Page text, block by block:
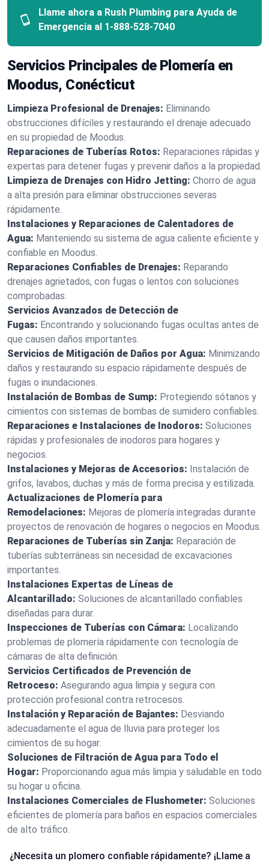
Llame ahora a Rush Plumbing para Ayuda de
Emergencia al 1-888-528-7040
Servicios Principales de Plomería en
Moodus, Conécticut
Limpieza Profesional de Drenajes: Eliminando
obstrucciones difíciles y restaurando el drenaje adecuado
en su propiedad de Moodus.
Reparaciones de Tuberías Rotos: Reparaciones rápidas y
expertas para detener fugas y prevenir daños a la propiedad.
Limpieza de Drenajes con Hidro Jetting: Chorro de agua
a alta presión para eliminar obstrucciones severas
rápidamente.
Instalaciones y Reparaciones de Calentadores de
Agua: Manteniendo su sistema de agua caliente eficiente y
confiable en Moodus.
Reparaciones Confiables de Drenajes: Reparando
drenajes agrietados, con fugas o lentos con soluciones
comprobadas.
Servicios Avanzados de Detección de
Fugas: Encontrando y solucionando fugas ocultas antes de
que causen daños importantes.
Servicios de Mitigación de Daños por Agua: Minimizando
daños y restaurando su espacio rápidamente después de
fugas o inundaciones.
Instalación de Bombas de Sump: Protegiendo sótanos y
cimientos con sistemas de bombas de sumidero confiables.
Reparaciones e Instalaciones de Inodoros: Soluciones
rápidas y profesionales de inodoros para hogares y
negocios.
Instalaciones y Mejoras de Accesorios: Instalación de
grifos, lavabos, duchas y más de forma precisa y estilizada.
Actualizaciones de Plomería para
Remodelaciones: Mejoras de plomería integradas durante
proyectos de renovación de hogares o negocios en Moodus.
Reparaciones de Tuberías sin Zanja: Reparación de
tuberías subterráneas sin necesidad de excavaciones
importantes.
Instalaciones Expertas de Líneas de
Alcantarillado: Soluciones de alcantarillado confiables
diseñadas para durar.
Inspecciones de Tuberías con Cámara: Localizando
problemas de plomería rápidamente con tecnología de
cámaras de alta definición.
Servicios Certificados de Prevención de
Retroceso: Asegurando agua limpia y segura con
protección profesional contra retrocesos.
Instalación y Reparación de Bajantes: Desviando
adecuadamente el agua de lluvia para proteger los
cimientos de su hogar.
Soluciones de Filtración de Agua para Todo el
Hogar: Proporcionando agua más limpia y saludable en todo
su hogar u oficina.
Instalaciones Comerciales de Flushometer: Soluciones
eficientes de plomería para baños en espacios comerciales
de alto tráfico.
¿Necesita un plomero confiable rápidamente? ¡Llame a